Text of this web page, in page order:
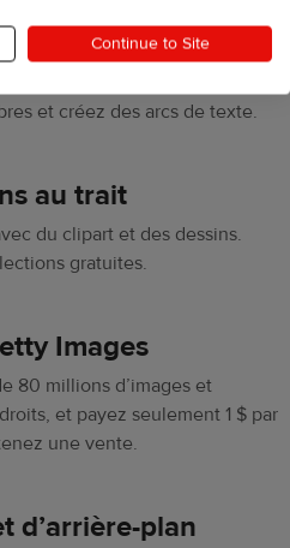
et créez des arcs de texte.
au trait
du clipart et des dessins.
gratuites.
Images
80 millions d’images et
et payez seulement 1 $ par
une vente.
d’arrière-plan
Continue to Site